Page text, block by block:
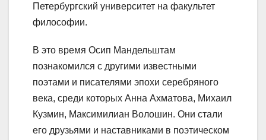
Петербургский университет на факультет
философии.
В это время Осип Мандельштам
познакомился с другими известными
поэтами и писателями эпохи серебряного
века, среди которых Анна Ахматова, Михаил
Кузмин, Максимилиан Волошин. Они стали
его друзьями и наставниками в поэтическом